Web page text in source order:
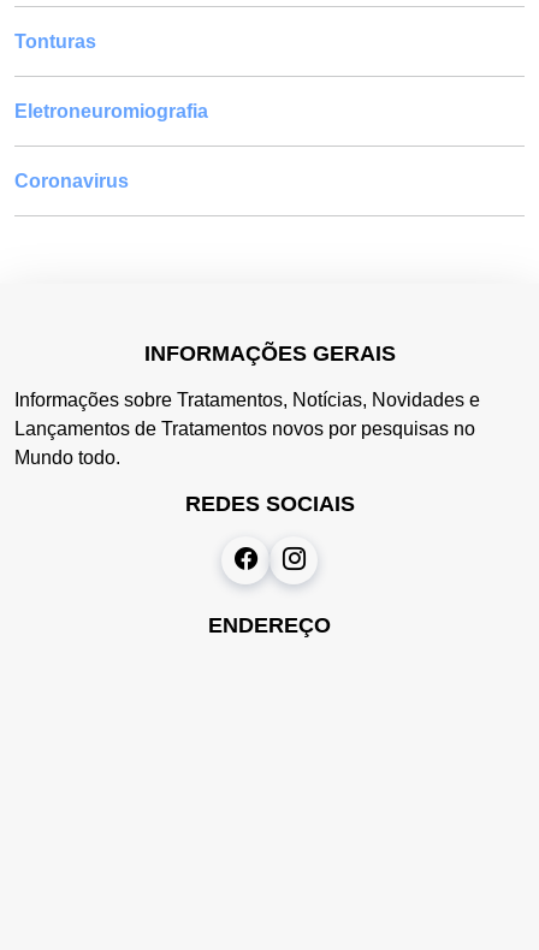
Tonturas
Eletroneuromiografia
Coronavirus
INFORMAÇÕES GERAIS
Informações sobre Tratamentos, Notícias, Novidades e
Lançamentos de Tratamentos novos por pesquisas no
Mundo todo.
REDES SOCIAIS
ENDEREÇO